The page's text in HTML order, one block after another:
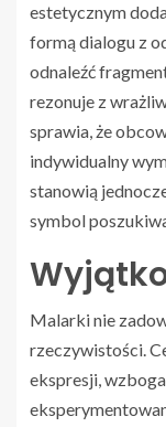
estetycznym
formą dialogu z
odnaleźć
rezonuje z
sprawia, że
indywidualny
stanowią
symbol
Malarki nie
rzeczywistości.
ekspresji,